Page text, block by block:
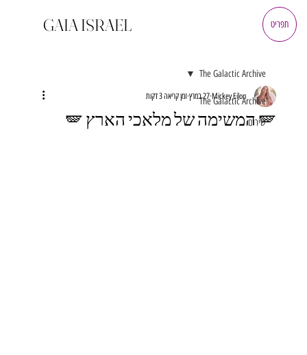
GAIA ISRAEL תפריט
The Galactic Archive
שירים
The Galactic Archive
🪽 המשימה של מלאכי הארץ 🪽
Mickey Eilon 27 במרץ זמן קריאה 3 דקות